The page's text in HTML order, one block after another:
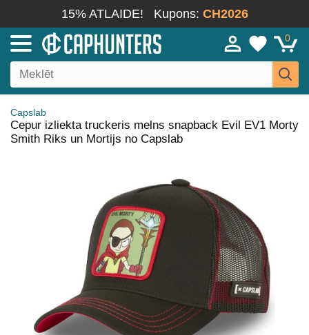
15% ATLAIDE! Kupons: CH2026
0
Capslab
Cepur izliekta truckeris melns snapback Evil EV1 Morty
Smith Riks un Mortijs no Capslab